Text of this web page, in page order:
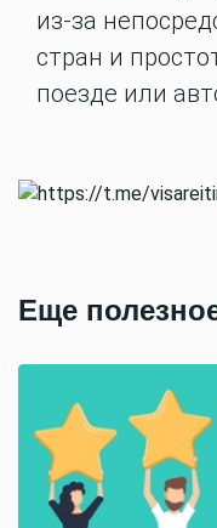
из-за
стран и
поезде или
Еще